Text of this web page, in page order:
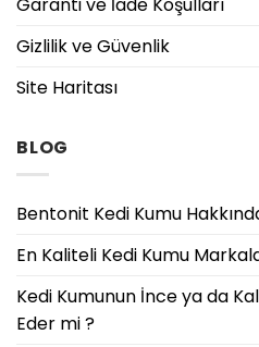
Gizlilik ve Güvenlik
Site Haritası
BLOG
Bentonit Kedi Kumu
En Kaliteli Kedi Kumu
Kedi Kumunun İnce ya da
Eder mi ?